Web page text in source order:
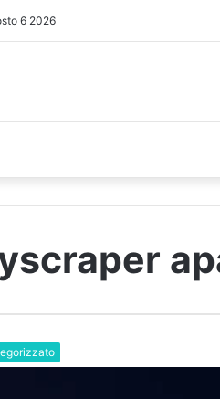
6 2026